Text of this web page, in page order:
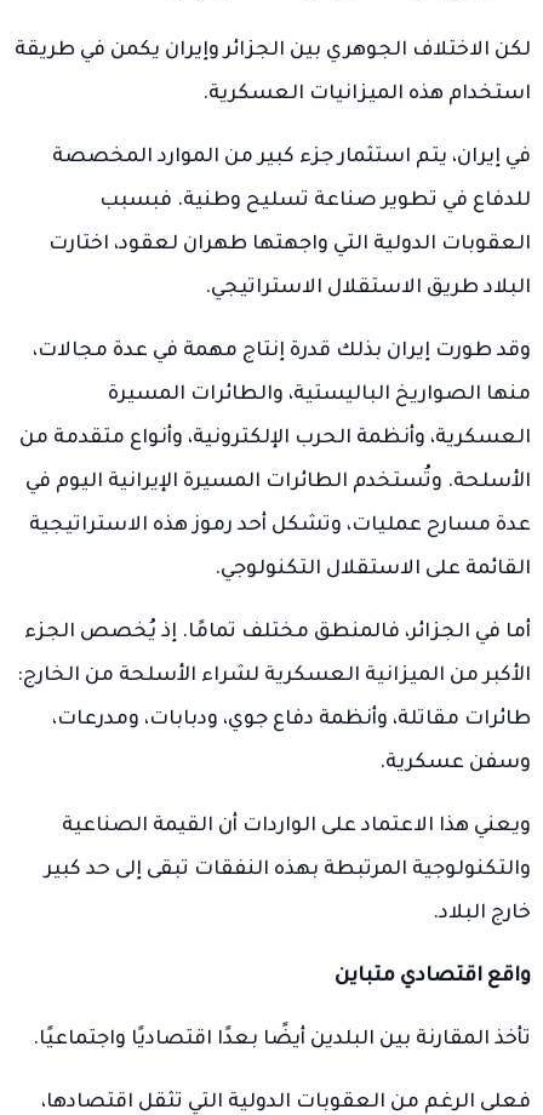
لكن الاختلاف الجوهري بين الجزائر وإيران يكمن في طريقة
استخدام هذه الميزانيات العسكرية.
في إيران، يتم استثمار جزء كبير من الموارد المخصصة
للدفاع في تطوير صناعة تسليح وطنية. فبسبب
العقوبات الدولية التي واجهتها طهران لعقود، اختارت
البلاد طريق الاستقلال الاستراتيجي.
وقد طورت إيران بذلك قدرة إنتاج مهمة في عدة مجالات،
منها الصواريخ الباليستية، والطائرات المسيرة
العسكرية، وأنظمة الحرب الإلكترونية، وأنواع متقدمة من
الأسلحة. وتُستخدم الطائرات المسيرة الإيرانية اليوم في
عدة مسارح عمليات، وتشكل أحد رموز هذه الاستراتيجية
القائمة على الاستقلال التكنولوجي.
أما في الجزائر، فالمنطق مختلف تمامًا. إذ يُخصص الجزء
الأكبر من الميزانية العسكرية لشراء الأسلحة من الخارج:
طائرات مقاتلة، وأنظمة دفاع جوي، ودبابات، ومدرعات،
وسفن عسكرية.
ويعني هذا الاعتماد على الواردات أن القيمة الصناعية
والتكنولوجية المرتبطة بهذه النفقات تبقى إلى حد كبير
خارج البلاد.
واقع اقتصادي متباين
تأخذ المقارنة بين البلدين أيضًا بعدًا اقتصاديًا واجتماعيًا.
فعلى الرغم من العقوبات الدولية التي تثقل اقتصادها،